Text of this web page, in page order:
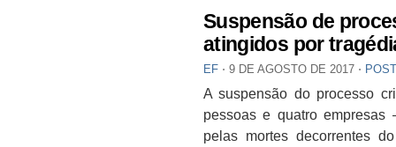
Suspensão de
atingidos por
EF ⋅ 9 DE AGOSTO DE 2017 ⋅
A suspensão do processo
pessoas e quatro
pelas mortes decorrentes